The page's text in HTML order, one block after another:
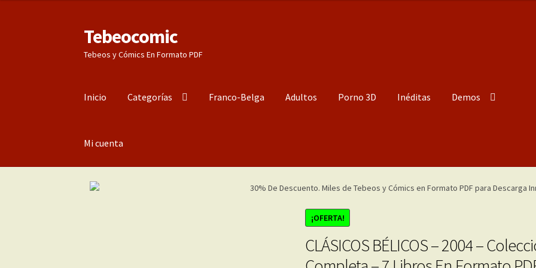
Ir
a
la
Ir
al
contenido
Tebeocomic
Tebeos y Cómics En Formato PDF
Inicio Categorías Franco-Belga Adultos Porno 3D Inéditas Demos
Mi cuenta
¡OFERTA!
CLÁSICOS BÉLICOS – 2004 –